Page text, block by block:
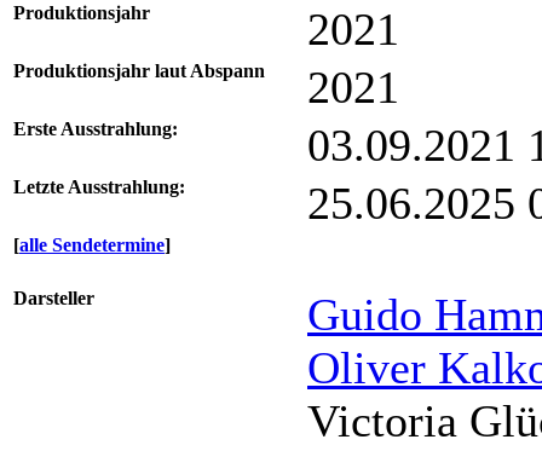
Produktionsjahr 2021
Produktionsjahr laut Abspann 2021
Erste Ausstrahlung: 03.09.2021
Letzte Ausstrahlung: 25.06.2025
[alle Sendetermine]
Darsteller
Guido
Oliver
Victoria